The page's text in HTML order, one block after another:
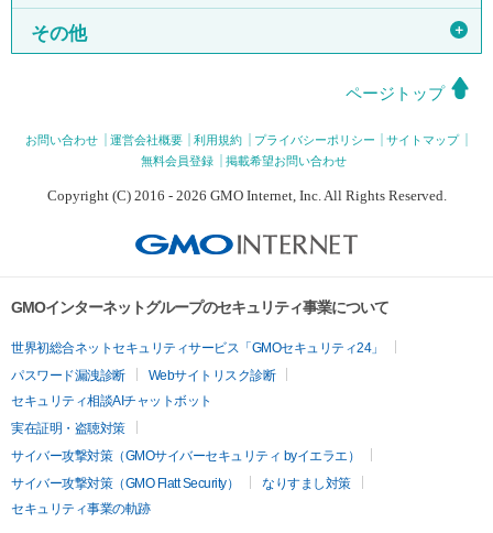
その他 ＋
ページトップ
お問い合わせ 運営会社概要 利用規約 プライバシーポリシー
サイトマップ
無料会員登録
掲載希望お問い合わせ
Copyright (C) 2016 - 2026 GMO Internet, Inc. All Rights Reserved.
GMOインターネットグループのセキュリティ事業について
世界初総合ネットセキュリティサービス「GMOセキュリティ24」
パスワード漏洩診断
Webサイトリスク診断
セキュリティ相談AIチャットボット
実在証明・盗聴対策
サイバー攻撃対策（GMOサイバーセキュリティ byイエラエ）
サイバー攻撃対策（GMO Flatt Security）
なりすまし対策
セキュリティ事業の軌跡